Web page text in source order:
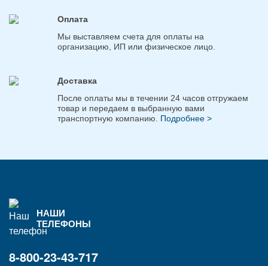
Оплата
Мы выставляем счета для оплаты на
организацию, ИП или физическое лицо.
Доставка
После оплаты мы в течении 24 часов отгружаем
товар и передаем в выбранную вами
транспортную компанию. Подробнее >
НАШИ
ТЕЛЕФОНЫ
8-800-23-43-717